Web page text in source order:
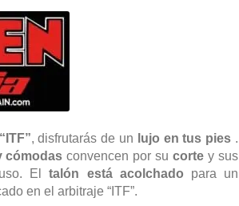
, disfrutarás de un lujo en tus pies .
cómodas convencen por sucortey sus
uso. Eltalón está acolchado para un
en el arbitraje “ITF”.